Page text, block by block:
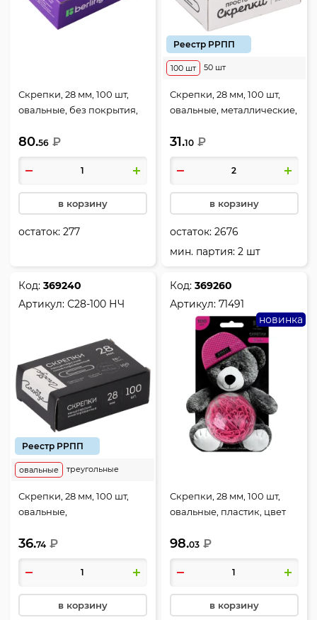
Скрепки, 28 мм, 100 шт,
овальные, без покрытия,
коробка, Berlingo, BK2516
80.56 ₽
в корзину
остаток:277
Реестр РРПП
100 шт 50 шт
Скрепки, 28 мм, 100 шт,
овальные, металлические,
коробка, Globus, С28-100
31.10 ₽
в корзину
остаток:2676
мин. партия: 2 шт
Код:369240
Артикул:С28-100 НЧ
Реестр РРПП
треугольные
овальные
Скрепки, 28 мм, 100 шт,
овальные,
серебро, картонная
коробка, Quality, Globus,
С28-100 НЧ
36.74 ₽
в корзину
Код:369260
Артикул:71491
новинка
Скрепки, 28 мм, 100 шт,
овальные, пластик, цвет
подложке из картона,
Мишка в шапочке,
Феникс, 71491
98.03 ₽
в корзину